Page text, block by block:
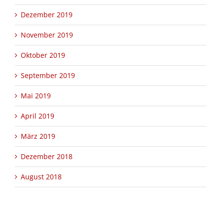
Dezember 2019
November 2019
Oktober 2019
September 2019
Mai 2019
April 2019
März 2019
Dezember 2018
August 2018